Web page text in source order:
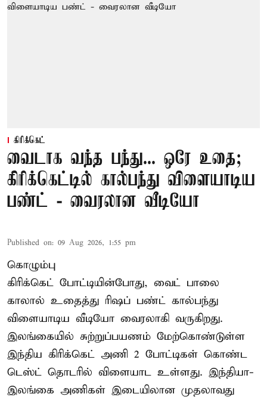
கிரிக்கெட்
வைடாக வந்த பந்து... ஒரே உதை;
கிரிக்கெட்டில் கால்பந்து விளையாடிய
பண்ட் - வைரலான வீடியோ
Published on: 09 Aug 2026, 1:55 pm
கொழும்பு
கிரிக்கெட் போட்டியின்போது, வைட் பாலை
காலால் உதைத்து ரிஷப் பண்ட் கால்பந்து
விளையாடிய வீடியோ வைரலாகி வருகிறது.
இலங்கையில் சுற்றுப்பயணம் மேற்கொண்டுள்ள
இந்திய கிரிக்கெட் அணி 2 போட்டிகள் கொண்ட
டெஸ்ட் தொடரில் விளையாட உள்ளது. இந்தியா-
இலங்கை அணிகள் இடையிலான முதலாவது